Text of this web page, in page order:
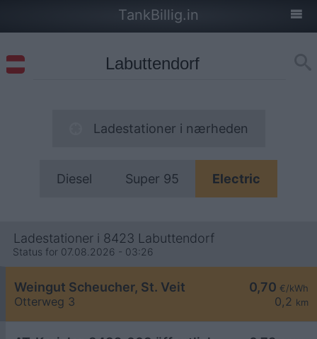
TankBillig.in
Ladestationer i nærheden
Diesel Super 95 Electric
Ladestationer i 8423 Labuttendorf
Status for 07.08.2026 - 03:26
0,70 €/kWh
0,2 km
Weingut Scheucher, St. Veit
Otterweg 3